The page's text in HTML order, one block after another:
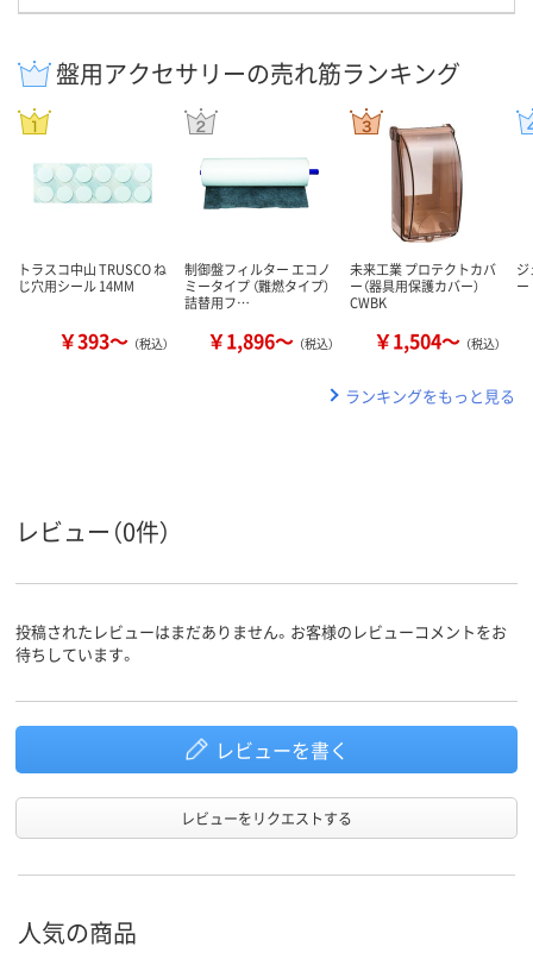
盤用アクセサリーの売れ筋ランキング
トラスコ中山 TRUSCO ね
じ穴用シール 14MM
￥393～ （税込）
制御盤フィルター エコノ
ミータイプ （難燃タイプ）
詰替用フ…
￥1,896～ （税込）
未来工業 プロテクトカバ
ー（器具用保護カバー）
CWBK
￥1,504～ （税込）
ー
ランキングをもっと見る
レビュー（0件）
投稿されたレビューはまだありません。お客様のレビューコメントをお
待ちしています。
レビューを書く
レビューをリクエストする
人気の商品